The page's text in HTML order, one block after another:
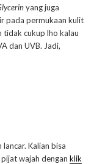
yang juga
pada permukaan kulit
tidak cukup lho kalau
dan UVB. Jadi,
Kalian bisa
wajah dengan klik